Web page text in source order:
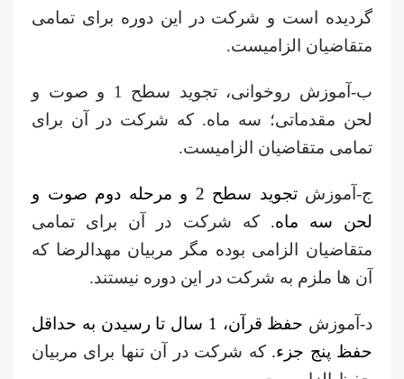
گردیده است و شرکت در این دوره برای تمامی
متقاضیان الزامیست.
ب-آموزش روخوانی، تجوید سطح 1 و صوت و
لحن مقدماتی؛ سه ماه. که شرکت در آن برای
تمامی متقاضیان الزامیست.
ج-آموزش
تجوید سطح 2 و مرحله دوم صوت و
لحن سه ماه.که شرکت در آن برای تمامی
متقاضیان الزامی بوده مگر مربیان مهدالرضا که
آن ها ملزم به شرکت در این دوره نیستند.
د-آموزش
حفظ قرآن، 1 سال تا رسیدن به حداقل
حفظ پنج جزء.که شرکت در آن تنها برای مربیان